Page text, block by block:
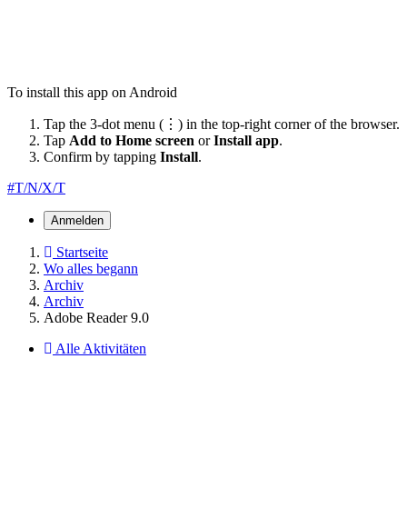
To install this app on Android
Tap the 3-dot menu (⋮) in the top-right corner of the browser.
Tap Add to Home screen orInstall app.
Confirm by tapping Install.
#T/N/X/T
Anmelden
Startseite
Wo alles begann
Archiv
Archiv
Adobe Reader 9.0
Alle Aktivitäten